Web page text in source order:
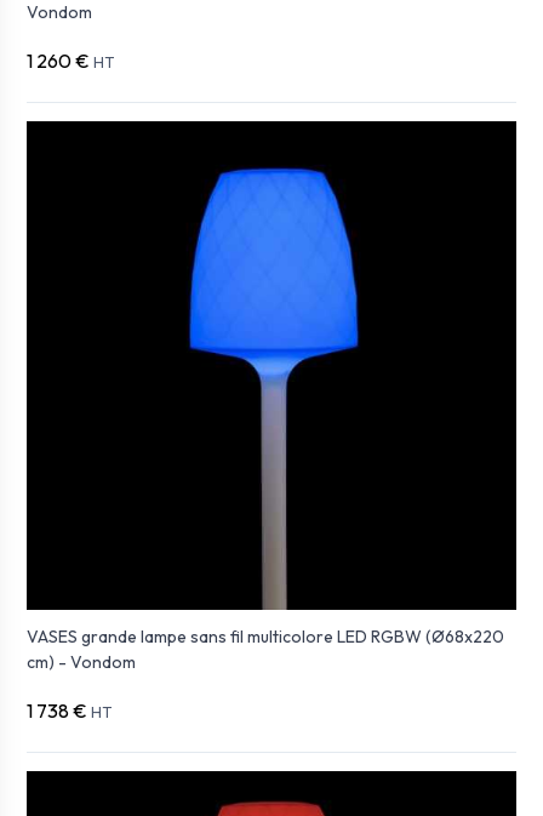
Vondom
1 260 € HT
VASES grande lampe sans fil multicolore LED RGBW (Ø68x220
cm) - Vondom
1 738 € HT